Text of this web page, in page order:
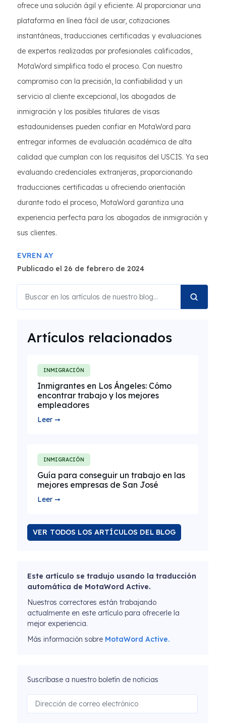
ofrece una solución ágil y eficiente. Al proporcionar una
plataforma en línea fácil de usar, cotizaciones
instantáneas, traducciones certificadas y evaluaciones
de expertos realizadas por profesionales calificados,
MotaWord simplifica todo el proceso. Con nuestro
compromiso con la precisión, la confiabilidad y un
servicio al cliente excepcional, los abogados de
inmigración y los posibles titulares de visas
estadounidenses pueden confiar en MotaWord para
entregar informes de evaluación académica de alta
calidad que cumplan con los requisitos del USCIS. Ya sea
evaluando credenciales extranjeras, proporcionando
traducciones certificadas u ofreciendo orientación
durante todo el proceso, MotaWord garantiza una
experiencia perfecta para los abogados de inmigración y
sus clientes.
EVREN AY
Publicado el 26 de febrero de 2024
Artículos relacionados
INMIGRACIÓN
Inmigrantes en Los Ángeles: Cómo
encontrar trabajo y los mejores
empleadores
Leer ➞
INMIGRACIÓN
Guía para conseguir un trabajo en las
mejores empresas de San José
Leer ➞
VER TODOS LOS ARTÍCULOS DEL BLOG
Este artículo se tradujo usando la traducción
automática de MotaWord Active.
Nuestros correctores están trabajando
actualmente en este artículo para ofrecerle la
mejor experiencia.
Más información sobre MotaWord Active.
Suscríbase a nuestro boletín de noticias